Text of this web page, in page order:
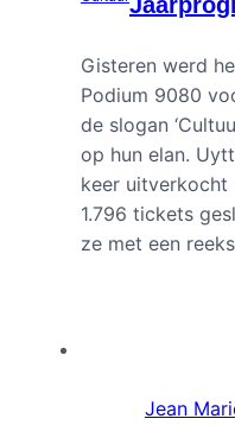
Gisteren werd
Podium 9080
de slogan
op hun elan.
keer uitverkocht
1.796 tickets
ze met een
Jean